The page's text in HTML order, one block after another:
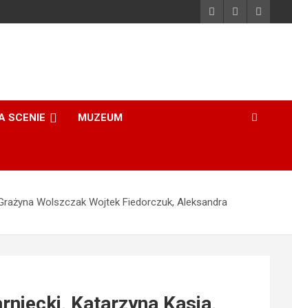
SCENIE MUZEUM
Wolszczak Wojtek Fiedorczuk, Aleksandra